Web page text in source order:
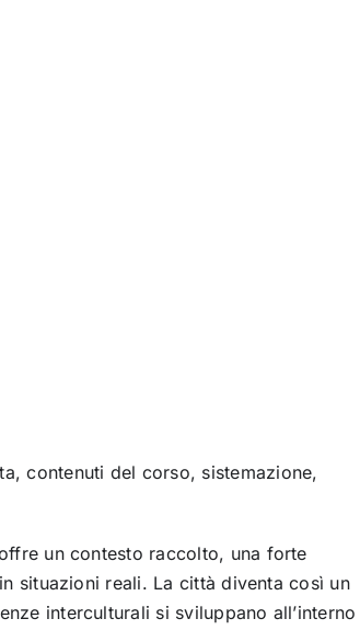
contenuti del corso, sistemazione,
un contesto raccolto, una forte
situazioni reali. La città diventa così un
interculturali si sviluppano all’interno